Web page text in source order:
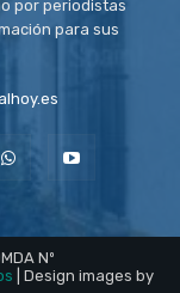
por periodistas
para sus
Nº
| Design images by